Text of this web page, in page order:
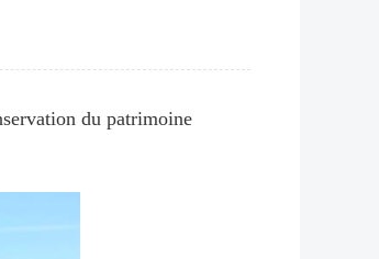
du patrimoine